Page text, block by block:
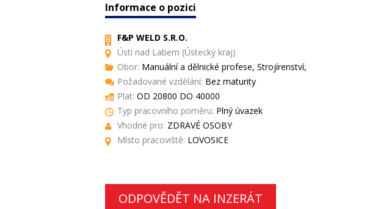
Informace o pozici
F&P WELD S.R.O.
Ústí nad Labem (Ústecký kraj)
Obor: Manuální a dělnické profese, Strojírenství,
Požadované vzdělání: Bez maturity
Plat: OD 20800 DO 40000
Typ pracovního poměru: Plný úvazek
Vhodné pro: ZDRAVÉ OSOBY
Místo pracoviště: LOVOSICE
ODPOVĚDĚT NA INZERÁT